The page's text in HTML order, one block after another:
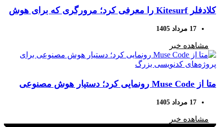
کلادفلر Kitesurf را معرفی کرد؛ مرورگری که برای هوش
مصنوعی ساخته شده است
17 مرداد 1405
مشاهده خبر
متا از Muse Code رونمایی کرد؛ دستیار هوش مصنوعی
برای پروژه‌های کدنویسی بزرگ
17 مرداد 1405
مشاهده خبر